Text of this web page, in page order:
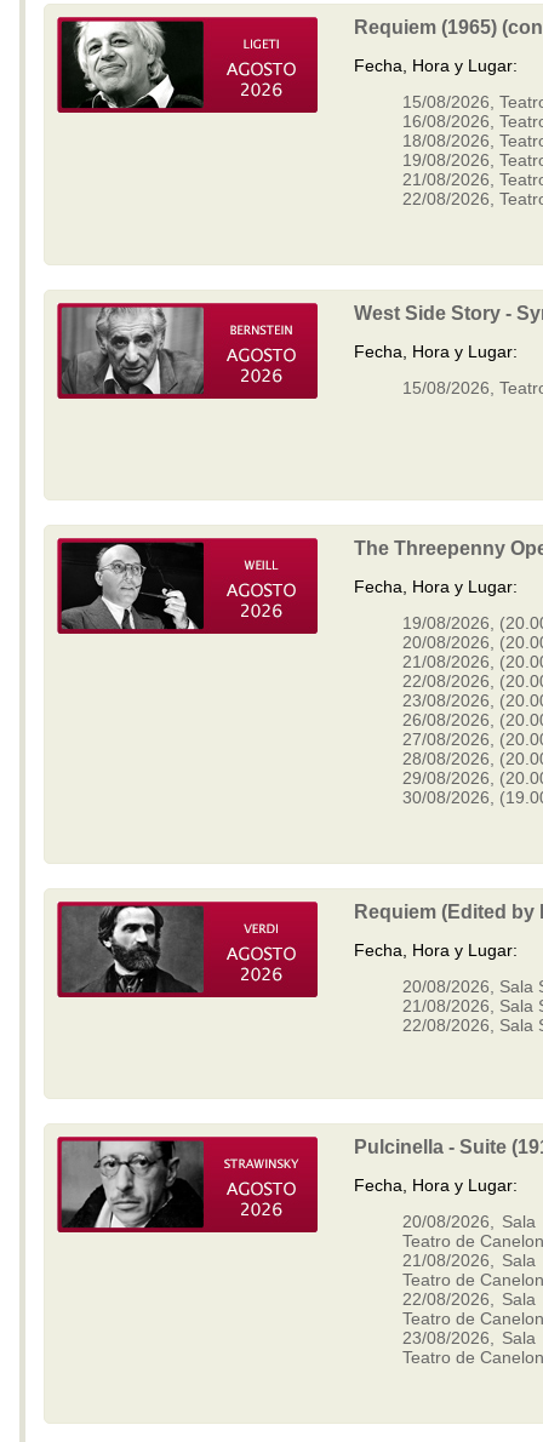
Requiem (1965)
Fecha, Hora y Lugar:
15/08/2026,
16/08/2026,
18/08/2026,
19/08/2026,
21/08/2026,
22/08/2026,
West Side Story -
Fecha, Hora y Lugar:
15/08/2026,
The Threepenny
Fecha, Hora y Lugar:
19/08/2026,
20/08/2026,
21/08/2026,
22/08/2026,
23/08/2026,
26/08/2026,
27/08/2026,
28/08/2026,
29/08/2026,
30/08/2026,
Requiem (Edited by
Fecha, Hora y Lugar:
20/08/2026, Sala
21/08/2026, Sala
22/08/2026, Sala
Pulcinella - Suite
Fecha, Hora y Lugar:
20/08/2026,
Teatro de
21/08/2026,
Teatro de
22/08/2026,
Teatro de
23/08/2026,
Teatro de